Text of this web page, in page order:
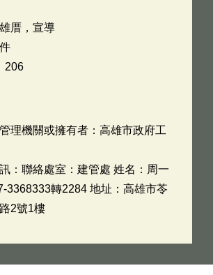
厝，宣導
206
理機關或擁有者：高雄市政府工
：聯絡處室：建管處 姓名：周一
3368333轉2284 地址：高雄市苓
2號1樓